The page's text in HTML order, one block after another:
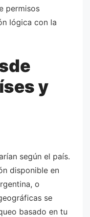
permisos
lógica con la
y
según el país.
disponible en
o
se
basado en tu